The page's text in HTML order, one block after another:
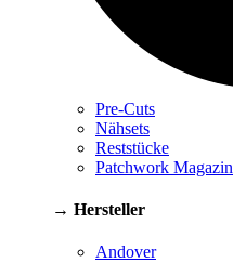
Pre-Cuts
Nähsets
Reststücke
Patchwork Magazin
→ Hersteller
Andover